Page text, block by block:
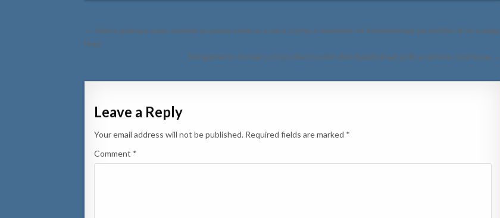
Post
navigation
← Varios patruya a bay atende un pelea unda cu a saca cuchiu y machete na Arendsstraat pa motibo di no a paga
huur
Bringamento formal cu hopi destruccion den Dadelstraat polis a detene 3 persona →
Leave a Reply
Your email address will not be published. Required fields are marked *
Comment *